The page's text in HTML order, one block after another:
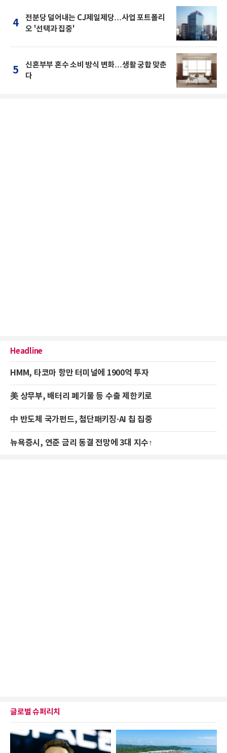
4
전분당 덜어내는 CJ제일제당…사업 포트폴리
오 '선택과 집중'
5
신혼부부 혼수 소비 방식 변화…생활 궁합 맞춘
다
Headline
HMM, 타코마 항만 터미널에 1900억 투자
美 상무부, 배터리 폐기물 등 수출 제한키로
中 반도체 국가펀드, 첨단패키징·AI 칩 집중
뉴욕증시, 연준 금리 동결 전망에 3대 지수↑
글로벌 슈퍼리치